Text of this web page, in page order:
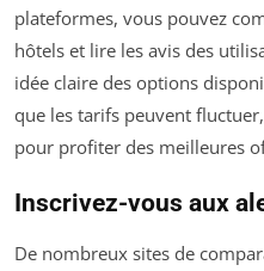
plateformes, vous pouvez
hôtels et lire les avis des
idée claire des options
que les tarifs peuvent
pour profiter des meilleures
Inscrivez-vous aux
De nombreux sites de